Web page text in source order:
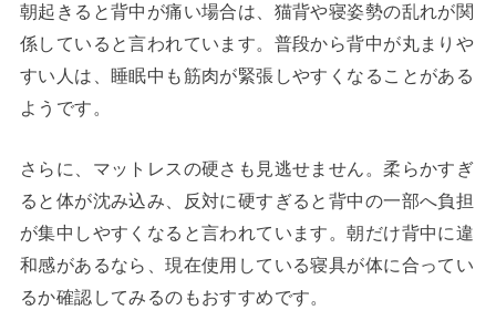
朝起きると背中が痛い場合は、猫背や寝姿勢の乱れが関
係していると言われています。普段から背中が丸まりや
すい人は、睡眠中も筋肉が緊張しやすくなることがある
ようです。
さらに、マットレスの硬さも見逃せません。柔らかすぎ
ると体が沈み込み、反対に硬すぎると背中の一部へ負担
が集中しやすくなると言われています。朝だけ背中に違
和感があるなら、現在使用している寝具が体に合ってい
るか確認してみるのもおすすめです。